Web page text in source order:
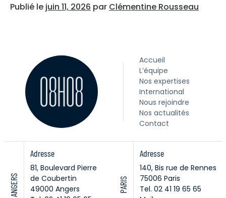
Publié le juin 11, 2026 par Clémentine Rousseau
Accueil
L’équipe
Nos expertises
International
Nous rejoindre
Nos actualités
Contact
ANGERS
Adresse
81, Boulevard Pierre
de Coubertin
49000 Angers
PARIS
Adresse
140, Bis rue de Rennes
75006 Paris
Tel. 02 41 19 65 65